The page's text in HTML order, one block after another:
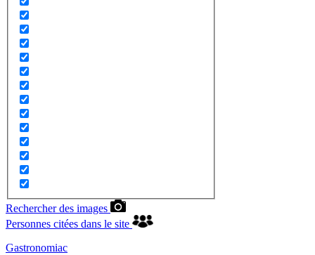
Rechercher des images
Personnes citées dans le site
Gastronomiac